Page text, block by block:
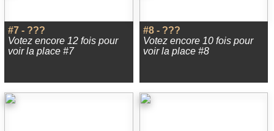
#7 - ???
Votez encore 12 fois pour
voir la place #7
#8 - ???
Votez encore 10 fois pour
voir la place #8